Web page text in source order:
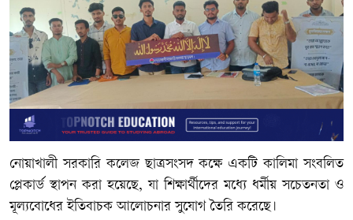
নোয়াখালী সরকারি কলেজ ছাত্রসংসদ কক্ষে একটি কালিমা সংবলিত
প্লেকার্ড স্থাপন করা হয়েছে, যা শিক্ষার্থীদের মধ্যে ধর্মীয় সচেতনতা ও
মূল্যবোধের ইতিবাচক আলোচনার সুযোগ তৈরি করেছে।